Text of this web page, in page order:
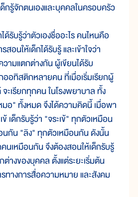
จักตนเองและบุคคลในครอบครัว
บรู้ว่าตัวเองชื่ออะไร คนไหนคือ
อนให้เด็กได้รับรู้ และเข้าใจว่า
ามแตกต่างกัน ผู้เขียนได้รับ
อทิสติกหลายคน ที่เมื่อเริ่มเรียกผู้
ะเรียกทุกคน ในโรงพยาบาล ทั้ง
อ" ทั้งหมด จึงได้ความคิดนี้ เมื่อพา
ข้ เด็กรับรู้ว่า "จระเข้" ทุกตัวเหมือน
กัน "ลิง" ทุกตัวเหมือนกัน ดังนั้น
นเหมือนกัน จึงต้องสอนให้เด็กรับรู้
ต่างของบุคคล ตั้งแต่ระยะเริ่มต้น
างการสื่อความหมาย และสังคม